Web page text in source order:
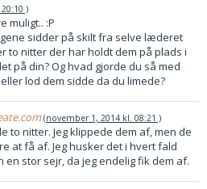
muligt.. :P
sidder på skilt fra selve læderet
to nitter der har holdt dem på plads i
på din? Og hvad gjorde du så med
lod dem sidde da du limede?
november 1, 2014 kl. 08:21
to nitter. Jeg klippede dem af, men de
at få af. Jeg husker det i hvert fald
stor sejr, da jeg endelig fik dem af.